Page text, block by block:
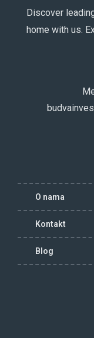
Discover
home with us.
O nama
Kontakt
Blog